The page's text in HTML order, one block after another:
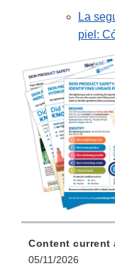
La
piel:
Content current
05/11/2026